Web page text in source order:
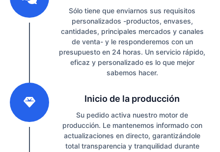
Sólo tiene que enviarnos sus requisitos
personalizados -productos, envases,
cantidades, principales mercados y canales
de venta- y le responderemos con un
presupuesto en 24 horas. Un servicio rápido,
eficaz y personalizado es lo que mejor
sabemos hacer.
Inicio de la producción
Su pedido activa nuestro motor de
producción. Le mantenemos informado con
actualizaciones en directo, garantizándole
total transparencia y tranquilidad durante